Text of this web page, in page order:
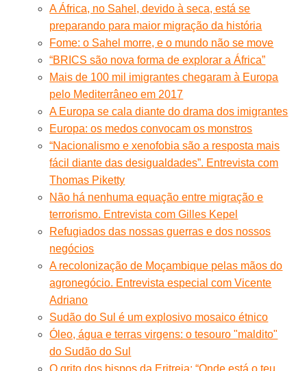
A África, no Sahel, devido à seca, está se
preparando para maior migração da história
Fome: o Sahel morre, e o mundo não se move
“BRICS são nova forma de explorar a África”
Mais de 100 mil imigrantes chegaram à Europa
pelo Mediterrâneo em 2017
A Europa se cala diante do drama dos imigrantes
Europa: os medos convocam os monstros
“Nacionalismo e xenofobia são a resposta mais
fácil diante das desigualdades”. Entrevista com
Thomas Piketty
Não há nenhuma equação entre migração e
terrorismo. Entrevista com Gilles Kepel
Refugiados das nossas guerras e dos nossos
negócios
A recolonização de Moçambique pelas mãos do
agronegócio. Entrevista especial com Vicente
Adriano
Sudão do Sul é um explosivo mosaico étnico
Óleo, água e terras virgens: o tesouro "maldito"
do Sudão do Sul
O grito dos bispos da Eritreia: “Onde está o teu